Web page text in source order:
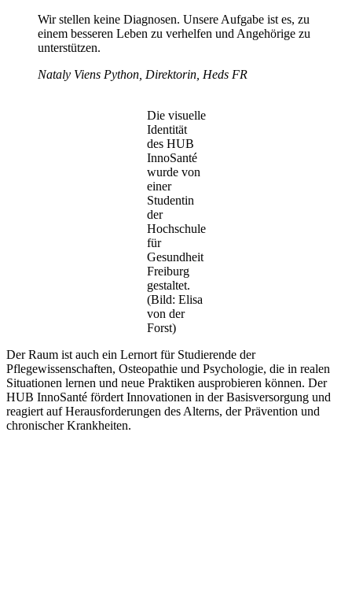
Wir stellen keine Diagnosen. Unsere Aufgabe ist es, zu
einem besseren Leben zu verhelfen und Angehörige zu
unterstützen.
Nataly Viens Python, Direktorin, Heds FR
Die visuelle
Identität
des HUB
InnoSanté
wurde von
einer
Studentin
der
Hochschule
für
Gesundheit
Freiburg
gestaltet.
(Bild: Elisa
von der
Forst)
Der Raum ist auch ein Lernort für Studierende der
Pflegewissenschaften, Osteopathie und Psychologie, die in realen
Situationen lernen und neue Praktiken ausprobieren können. Der
HUB InnoSanté fördert Innovationen in der Basisversorgung und
reagiert auf Herausforderungen des Alterns, der Prävention und
chronischer Krankheiten.